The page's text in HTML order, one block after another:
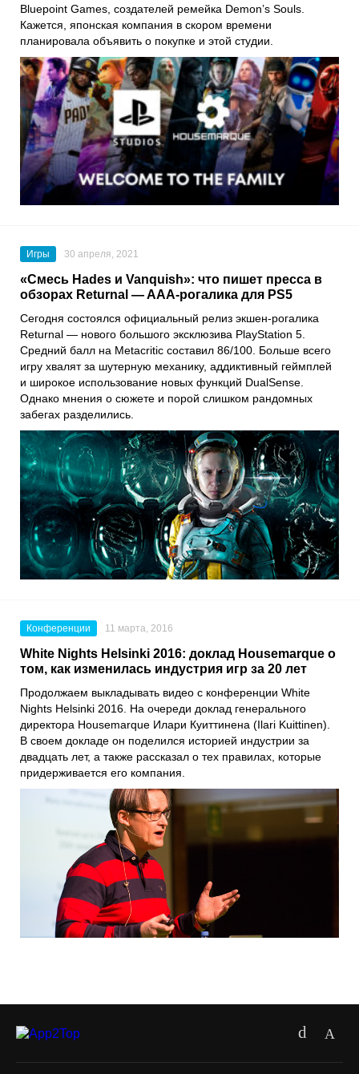
Bluepoint Games , создателей ремейка Demon’s Souls
Кажется, японская компания в скором времени
планировала объявить о покупке и этой студии.
Игры 30 апреля, 2021
«Смесь Hades и Vanquish»: что пишет пресса в
обзорах Returnal — AAA-рогалика для PS5
Сегодня состоялся официальный релиз экшен-рогалика
Returnal — нового большого эксклюзива PlayStation 5.
Средний балл на Metacritic составил 86/100. Больше всего
игру хвалят за шутерную механику, аддиктивный геймплей
и широкое использование новых функций DualSense.
Однако мнения о сюжете и порой слишком рандомных
забегах разделились.
Конференции 11 марта, 2016
White Nights Helsinki 2016: доклад Housemarque о
том, как изменилась индустрия игр за 20 лет
Продолжаем выкладывать видео с конференции White
Nights Helsinki 2016. На очереди доклад генерального
директора Housemarque Илари Куиттинена (Ilari Kuittinen).
В своем докладе он поделился историей индустрии за
двадцать лет, а также рассказал о тех правилах, которые
придерживается его компания.